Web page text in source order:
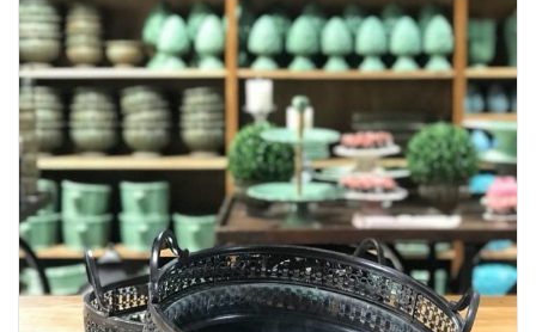
Lembrar-me
Lost Password
Cadastrar Conta